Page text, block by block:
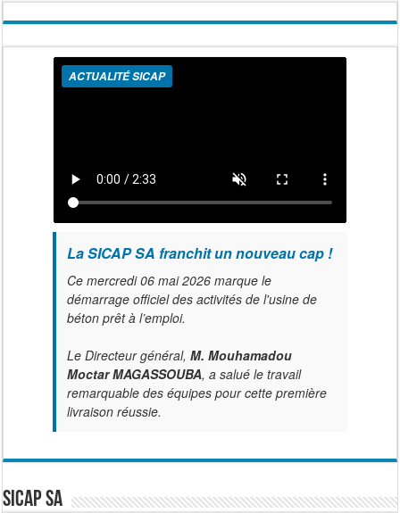
ACTUALITÉ SICAP
La SICAP SA franchit un nouveau cap !
Ce mercredi 06 mai 2026 marque le
démarrage officiel des activités de l'usine de
béton prêt à l’emploi.
Le Directeur général, M. Mouhamadou
Moctar MAGASSOUBA, a salué le travail
remarquable des équipes pour cette première
livraison réussie.
SICAP SA